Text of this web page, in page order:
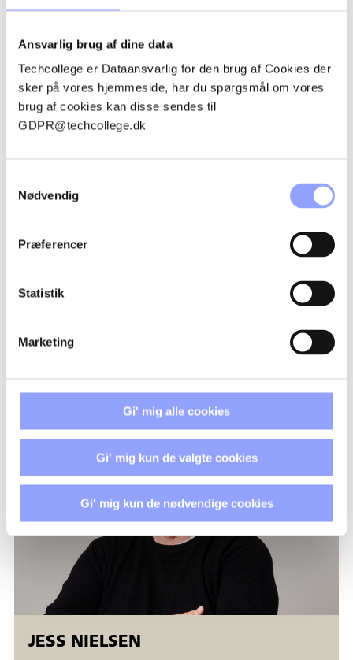
Ansvarlig brug af dine data
Techcollege er Dataansvarlig for den brug af Cookies der
sker på vores hjemmeside, har du spørgsmål om vores
brug af cookies kan disse sendes til
GDPR@techcollege.dk
Nødvendig
Præferencer
Statistik
Marketing
Gi' mig alle cookies
Gi' mig kun de valgte cookies
Gi' mig kun de nødvendige cookies
KONTAKTPERSONER
bj@techcollege.dk
JESS NIELSEN